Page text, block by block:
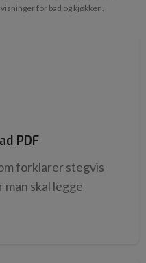
for bad og kjøkken.
PDF
forklarer stegvis
man skal legge